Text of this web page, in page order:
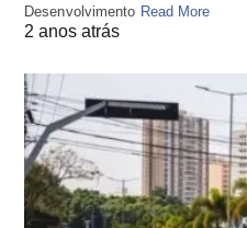
Desenvolvimento Read More
2 anos atrás